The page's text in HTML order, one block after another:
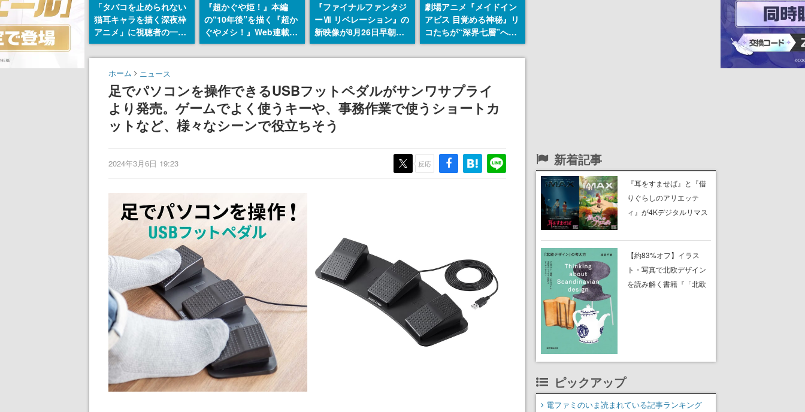
「タバコを止められない
猫耳キャラを描く深夜枠
アニメ」に視聴者の一部
から批判意見。違法薬物
の使用と思しき描写も含
めて、BPOが議論を交わ
『超かぐや姫！』本編
の“10年後”を描く『超か
ぐやメシ！』Web連載決
定。新たなWebマンガレ
ーベル「ビビビコミッ
タート、あのお話には…
まだ続きがある！
『ファイナルファンタジ
ーⅦ リベレーション』の
新映像が8月26日早朝に
公開へ。『FF7』リメイ
クシリーズの完結編、
ニングナイトライブにて
ディレクターの浜口直樹
氏が登壇する予定
劇場アニメ『メイドイン
アビス 目覚める神秘』リ
コたちが“深界七層”へ進
む予告映像が公開。新キ
ャストも発表、テパステ
ヴァリは星野貴紀さんが
担当する
ホーム ニュース
足でパソコンを操作できるUSBフットペダルがサンワサプライ
より発売。ゲームでよく使うキーや、事務作業で使うショートカ
ットなど、様々なシーンで役立ちそう
2024年3月6日 19:23 反応 新着記事
『耳をすませば』と『借
りぐらしのアリエッテ
ィ』が4Kデジタルリマス
決定。10月23日から11月
2日までの限定上映
【約83%オフ】イラス
ト・写真で北欧デザイン
を読み解く書籍『「北欧
ピックアップ
電ファミのいま読まれている記事ランキング